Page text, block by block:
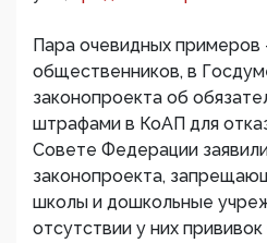
Пара очевидных примеров
общественников, в
законопроекта об
штрафами в КоАП для
Совете Федерации
законопроекта,
школы и дошкольные
отсутствии у них